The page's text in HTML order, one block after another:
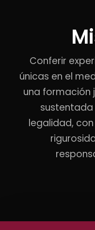
Conferir
únicas en el
una formación
sustentada
legalidad,